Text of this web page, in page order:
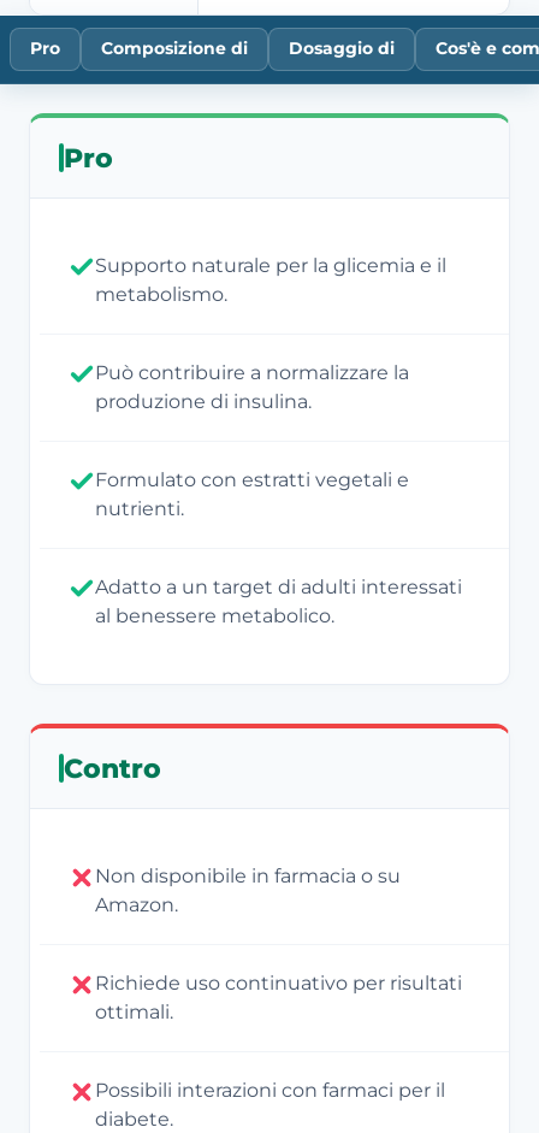
Pro Composizione di Dosaggio di Cos'è e
Pro
Supporto naturale per la glicemia e il
metabolismo.
Può contribuire a normalizzare la
produzione di insulina.
Formulato con estratti vegetali e
nutrienti.
Adatto a un target di adulti interessati
al benessere metabolico.
Contro
Non disponibile in farmacia o su
Amazon.
Richiede uso continuativo per risultati
ottimali.
Possibili interazioni con farmaci per il
diabete.